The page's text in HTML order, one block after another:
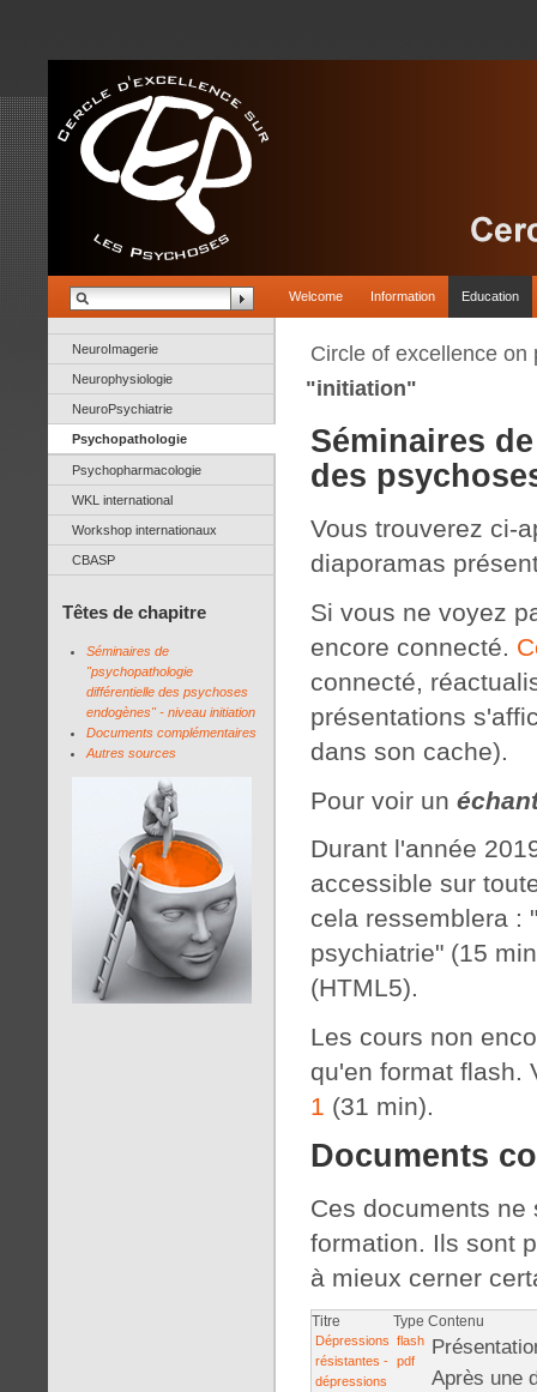
Welcome Information Education
NeuroImagerie
Neurophysiologie
NeuroPsychiatrie
Psychopathologie
Psychopharmacologie
WKL international
Workshop internationaux
CBASP
Têtes de chapitre
Séminaires de
"psychopathologie
différentielle des psychoses
endogènes" - niveau initiation
Documents complémentaires
Autres sources
Circle of excellence on
"initiation"
Séminaires
des
Vous trouverez ci-
diaporamas
Si vous ne voyez
encore connecté.
connecté,
présentations
dans son cache).
Pour voir un
Durant l'année
accessible sur
cela ressemblera :
psychiatrie" (15
(HTML5).
Les cours non
qu'en format flash.
1 (31 min).
Documents
Ces documents
formation. Ils sont
à mieux cerner
Titre Type Contenu
Dépressions
résistantes -
dépressions
flash
pdf
Après une